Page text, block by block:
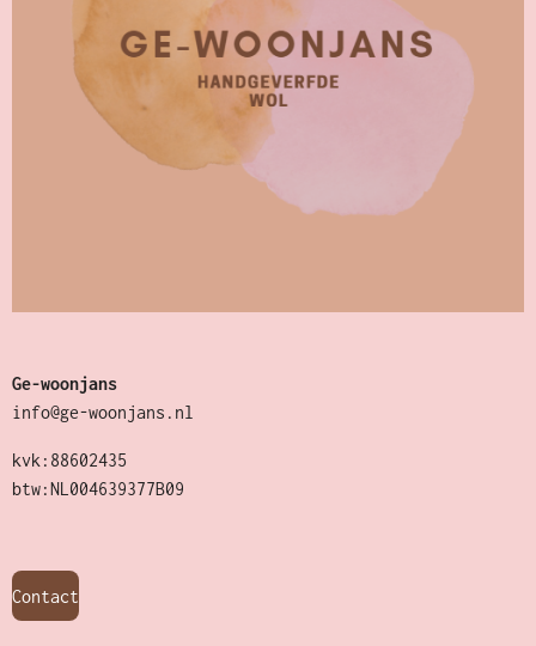
Ge-woonjans
info@ge-woonjans.nl
kvk:88602435
btw:NL004639377B09
Contact